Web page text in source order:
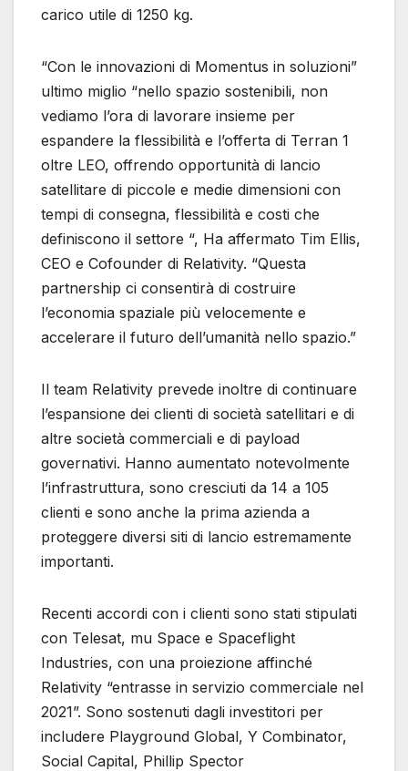
carico utile di 1250 kg.
“Con le innovazioni di Momentus in soluzioni”
ultimo miglio “nello spazio sostenibili, non
vediamo l’ora di lavorare insieme per
espandere la flessibilità e l’offerta di Terran 1
oltre LEO, offrendo opportunità di lancio
satellitare di piccole e medie dimensioni con
tempi di consegna, flessibilità e costi che
definiscono il settore “, Ha affermato Tim Ellis,
CEO e Cofounder di Relativity. “Questa
partnership ci consentirà di costruire
l’economia spaziale più velocemente e
accelerare il futuro dell’umanità nello spazio.”
Il team Relativity prevede inoltre di continuare
l’espansione dei clienti di società satellitari e di
altre società commerciali e di payload
governativi. Hanno aumentato notevolmente
l’infrastruttura, sono cresciuti da 14 a 105
clienti e sono anche la prima azienda a
proteggere diversi siti di lancio estremamente
importanti.
Recenti accordi con i clienti sono stati stipulati
con Telesat, mu Space e Spaceflight
Industries, con una proiezione affinché
Relativity “entrasse in servizio commerciale nel
2021”. Sono sostenuti dagli investitori per
includere Playground Global, Y Combinator,
Social Capital, Phillip Spector